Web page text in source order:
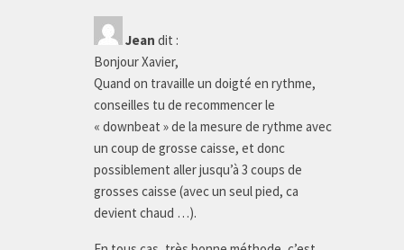
Jean dit :
Bonjour Xavier,
Quand on travaille un doigté en rythme,
conseilles tu de recommencer le
« downbeat » de la mesure de rythme avec
un coup de grosse caisse, et donc
possiblement aller jusqu’à 3 coups de
grosses caisse (avec un seul pied, ca
devient chaud …).